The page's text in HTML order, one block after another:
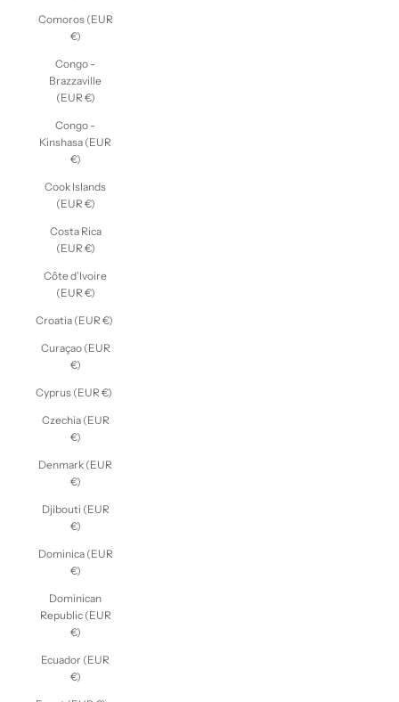
Comoros (EUR
€)
Congo -
Brazzaville
(EUR €)
Congo -
Kinshasa (EUR
€)
Cook Islands
(EUR €)
Costa Rica
(EUR €)
Côte d’Ivoire
(EUR €)
Croatia (EUR €)
Curaçao (EUR
€)
Cyprus (EUR €)
Czechia (EUR
€)
Denmark (EUR
€)
Djibouti (EUR
€)
Dominica (EUR
€)
Dominican
Republic (EUR
€)
Ecuador (EUR
€)